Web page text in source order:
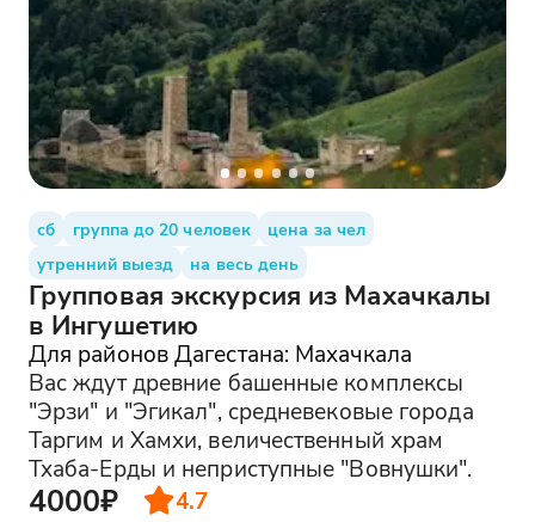
сб группа до 20 человек
цена за чел
утренний выезд
на весь день
Групповая экскурсия из Махачкалы
в Ингушетию
Для районов Дагестана: Махачкала
Вас ждут древние башенные комплексы
"Эрзи" и "Эгикал", средневековые города
Таргим и Хамхи, величественный храм
Тхаба-Ерды и неприступные "Вовнушки".
4000₽ 4.7